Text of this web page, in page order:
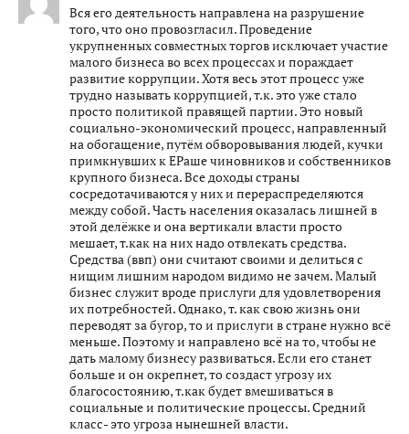
Вся его деятельность направлена на разрушение
того, что оно провозгласил. Проведение
укрупненных совместных торгов исключает участие
малого бизнеса во всех процессах и пораждает
развитие коррупции. Хотя весь этот процесс уже
трудно называть коррупцией, т.к. это уже стало
просто политикой правящей партии. Это новый
социально-экономический процесс, направленный
на обогащение, путём обворовывания людей, кучки
примкнувших к ЕРаше чиновников и собственников
крупного бизнеса. Все доходы страны
сосредотачиваются у них и перераспределяются
между собой. Часть населения оказалась лишней в
этой делёжке и она вертикали власти просто
мешает, т.как на них надо отвлекать средства.
Средства (ввп) они считают своими и делиться с
нищим лишним народом видимо не зачем. Малый
бизнес служит вроде прислуги для удовлетворения
их потребностей. Однако, т. как свою жизнь они
переводят за бугор, то и прислуги в стране нужно всё
меньше. Поэтому и направлено всё на то, чтобы не
дать малому бизнесу развиваться. Если его станет
больше и он окрепнет, то создаст угрозу их
благосостоянию, т.как будет вмешиваться в
социальные и политические процессы. Средний
класс- это угроза нынешней власти.